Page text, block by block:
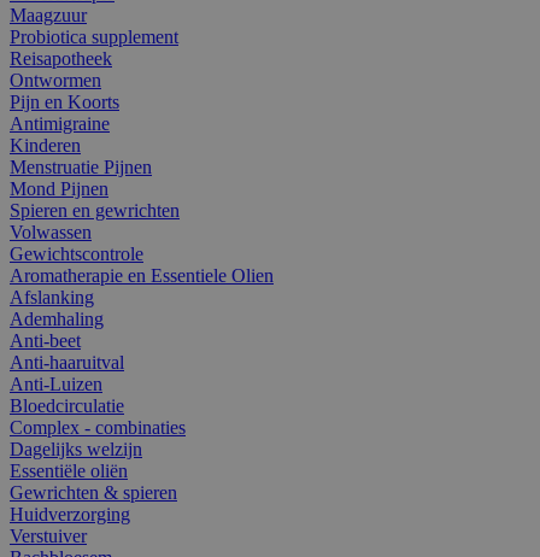
Maagzuur
Probiotica supplement
Reisapotheek
Ontwormen
Pijn en Koorts
Antimigraine
Kinderen
Menstruatie Pijnen
Mond Pijnen
Spieren en gewrichten
Volwassen
Gewichtscontrole
Aromatherapie en Essentiele Olien
Afslanking
Ademhaling
Anti-beet
Anti-haaruitval
Anti-Luizen
Bloedcirculatie
Complex - combinaties
Dagelijks welzijn
Essentiële oliën
Gewrichten & spieren
Huidverzorging
Verstuiver